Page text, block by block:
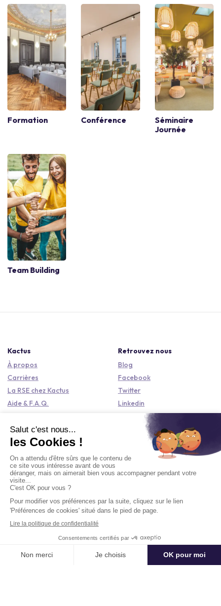
Formation Conférence
Séminaire
Journée
Team Building
Kactus
À propos
Carrières
La RSE chez Kactus
Aide & F.A.Q.
Events
Retrouvez nous
Blog
Facebook
Twitter
Linkedin
Instagram
Notre offre corporate
Partenaires
activité
partenaire
Contact
hello@kactus.com